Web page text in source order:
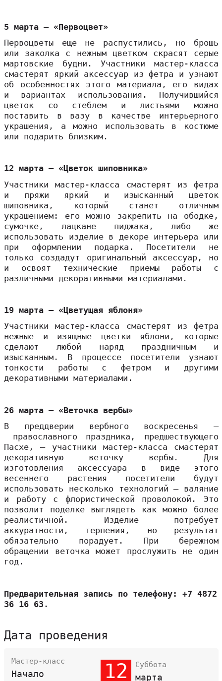
5 марта – «Первоцвет»
Первоцветы еще не распустились, но брошь
или заколка с нежным цветком скрасят серые
мартовские будни. Участники мастер-класса
смастерят яркий аксессуар из фетра и узнают
об особенностях этого материала, его видах
и вариантах использования. Получившийся
цветок со стеблем и листьями можно
поставить в вазу в качестве интерьерного
украшения, а можно использовать в костюме
или подарить близким.
12 марта – «Цветок шиповника»
Участники мастер-класса смастерят из фетра
и пряжи яркий и изысканный цветок
шиповника, который станет отличным
украшением: его можно закрепить на ободке,
сумочке, лацкане пиджака, либо же
использовать изделие в декоре интерьера или
при оформлении подарка. Посетители не
только создадут оригинальный аксессуар, но
и освоят технические приемы работы с
различными декоративными материалами.
19 марта – «Цветущая яблоня»
Участники мастер-класса смастерят из фетра
нежные и изящные цветки яблони, которые
сделают любой наряд праздничным и
изысканным. В процессе посетители узнают
тонкости работы с фетром и другими
декоративными материалами.
26 марта – «Веточка вербы»
В преддверии вербного воскресенья –
православного праздника, предшествующего
Пасхе, – участники мастер-класса смастерят
декоративную веточку вербы. Для
изготовления аксессуара в виде этого
весеннего растения посетители будут
использовать несколько технологий – валяние
и работу с флористической проволокой. Это
позволит поделке выглядеть как можно более
реалистичной. Изделие потребует
аккуратности, терпения, но результат
обязательно порадует. При бережном
обращении веточка может прослужить не один
год.
Предварительная запись по телефону: +7 4872
36 16 63.
Дата проведения
Мастер-класс
Начало 12 Суббота
марта